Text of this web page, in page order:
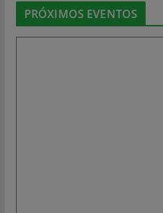
PRÓXIMOS EVENTOS